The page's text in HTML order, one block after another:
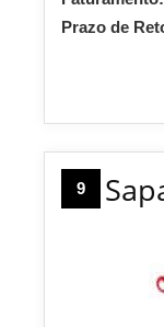
Prazo de
9